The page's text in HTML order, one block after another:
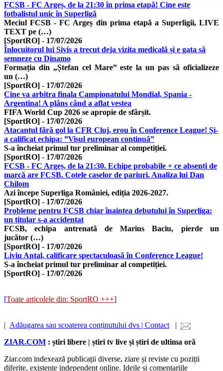
FCSB - FC Argeș, de la 21:30 în prima etapă! Cine este
fotbalistul unic în Superligă
Meciul FCSB - FC Argeș din prima etapă a Superligii, LIVE
TEXT pe (…)
[SportRO] - 17/07/2026
Înlocuitorul lui Sivis a trecut deja vizita medicală și e gata să
semneze cu Dinamo
Formația din „Ștefan cel Mare” este la un pas să oficializeze
un (…)
[SportRO] - 17/07/2026
Cine va arbitra finala Campionatului Mondial, Spania -
Argentina! A plâns când a aflat vestea
FIFA World Cup 2026 se apropie de sfârșit.
[SportRO] - 17/07/2026
Atacantul fără gol la CFR Cluj, erou în Conference League! Și-
a calificat echipa: ”Visul european continuă”
S-a încheiat primul tur preliminar al competiției.
[SportRO] - 17/07/2026
FCSB - FC Argeș, de la 21:30. Echipe probabile + ce absenți de
marcă are FCSB. Cotele caselor de pariuri. Analiza lui Dan
Chilom
Azi începe Superliga României, ediția 2026-2027.
[SportRO] - 17/07/2026
Probleme pentru FCSB chiar înaintea debutului în Superliga:
un titular s-a accidentat
FCSB, echipa antrenată de Marius Baciu, pierde un
jucător (…)
[SportRO] - 17/07/2026
Liviu Antal, calificare spectaculoasă în Conference League!
S-a încheiat primul tur preliminar al competiției.
[SportRO] - 17/07/2026
[Toate articolele din: SportRO +++]
| Adăugarea sau scoaterea conținutului dvs | Contact |
ZIAR.COM : știri libere | știri tv live și știri de ultima oră
Ziar.com indexează publicații diverse, ziare și reviste cu poziții
diferite, existente independent online. Ideile și comentariile